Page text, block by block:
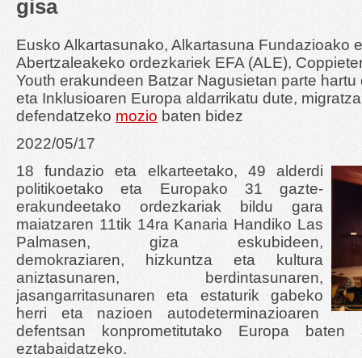
gisa
Eusko Alkartasunako, Alkartasuna Fundazioako
Abertzaleakeko ordezkariek EFA (ALE),
Youth erakundeen Batzar Nagusietan parte
eta Inklusioaren Europa aldarrikatu dute,
defendatzeko mozio baten bidez
2022/05/17
18 fundazio eta elkarteetako, 49 alderdi
politikoetako eta Europako 31 gazte-
erakundeetako ordezkariak bildu gara
maiatzaren 11tik 14ra Kanaria Handiko Las
Palmasen, giza eskubideen,
demokraziaren, hizkuntza eta kultura
aniztasunaren, berdintasunaren,
jasangarritasunaren eta estaturik gabeko
herri eta nazioen autodeterminazioaren
defentsan konprometitutako Europa
eztabaidatzeko.